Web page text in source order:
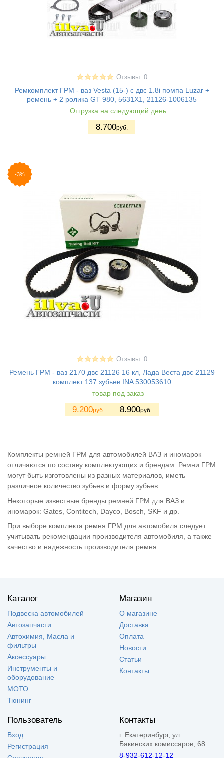
Отзывы: 0
Ремкомплект ГРМ - ваз Vesta (15-) с двс 1.8i помпа Luzar +
ремень + 2 ролика GT 980, 5631X1, 21126-1006135
Отгрузка на следующий день
8.700руб.
-3%
Отзывы: 0
Ремень ГРМ - ваз 2170 двс 21126 16 кл, Лада Веста двс 21129
комплект 137 зубьев INA 530053610
товар под заказ
9.200руб. 8.900руб.
Комплекты ремней ГРМ для автомобилей ВАЗ и иномарок
отличаются по составу комплектующих и брендам. Ремни ГРМ
могут быть изготовлены из разных материалов, иметь
различное количество зубьев и форму зубьев.
Некоторые известные бренды ремней ГРМ для ВАЗ и
иномарок: Gates, Contitech, Dayco, Bosch, SKF и др.
При выборе комплекта ремня ГРМ для автомобиля следует
учитывать рекомендации производителя автомобиля, а также
качество и надежность производителя ремня.
Каталог
Подвеска автомобилей
Автозапчасти
Автохимия, Масла и
фильтры
Аксессуары
Инструменты и
оборудование
МОТО
Тюнинг
Магазин
О магазине
Доставка
Оплата
Новости
Статьи
Контакты
Пользователь
Вход
Регистрация
Контакты
г. Екатеринбург, ул.
Бакинских комиссаров, 68
8-932-612-12-12